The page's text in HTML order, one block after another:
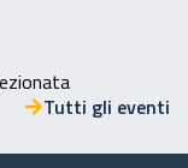
Tutti gli eventi